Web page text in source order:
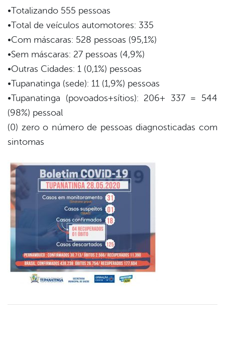
•Totalizando 555 pessoas
•Total de veículos automotores: 335
•Com máscaras: 528 pessoas (95,1%)
•Sem máscaras: 27 pessoas (4,9%)
•Outras Cidades: 1 (0,1%) pessoas
•Tupanatinga (sede): 11 (1,9%) pessoas
•Tupanatinga (povoados+sítios): 206+ 337 = 544
(98%) pessoal
(0) zero o número de pessoas diagnosticadas com
sintomas